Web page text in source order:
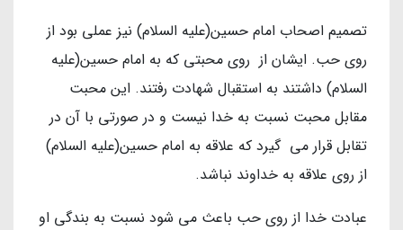
تصمیم اصحاب امام حسین(علیه السلام) نیز عملی بود از
روی حب. ایشان از روی محبتی که به امام حسین(علیه
السلام) داشتند به استقبال شهادت رفتند. این محبت
مقابل محبت نسبت به خدا نیست و در صورتی با آن در
تقابل قرار می گیرد که علاقه به امام حسین(علیه السلام)
از روی علاقه به خداوند نباشد.
عبادت خدا از روی حب باعث می شود نسبت به بندگی او